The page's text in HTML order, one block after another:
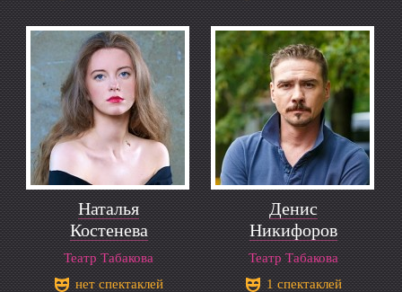
Наталья
Костенева
Театр Табакова
нет спектаклей
Денис
Никифоров
Театр Табакова
1 спектаклей